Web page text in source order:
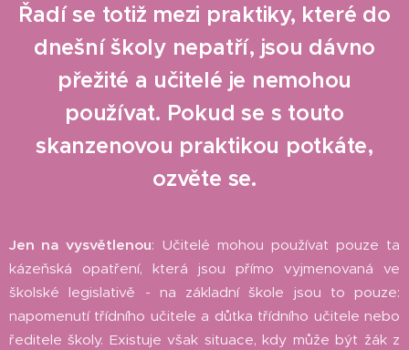
Řadí se totiž mezi praktiky, které do
dnešní školy nepatří, jsou dávno
přežité a učitelé je nemohou
používat. Pokud se s touto
skanzenovou praktikou potkáte,
ozvěte se.
Jen na vysvětlenou: Učitelé mohou používat pouze ta
kázeňská opatření, která jsou přímo vyjmenovaná ve
školské legislativě - na základní škole jsou to pouze:
napomenutí třídního učitele a důtka třídního učitele nebo
ředitele školy. Existuje však situace, kdy může být žák z